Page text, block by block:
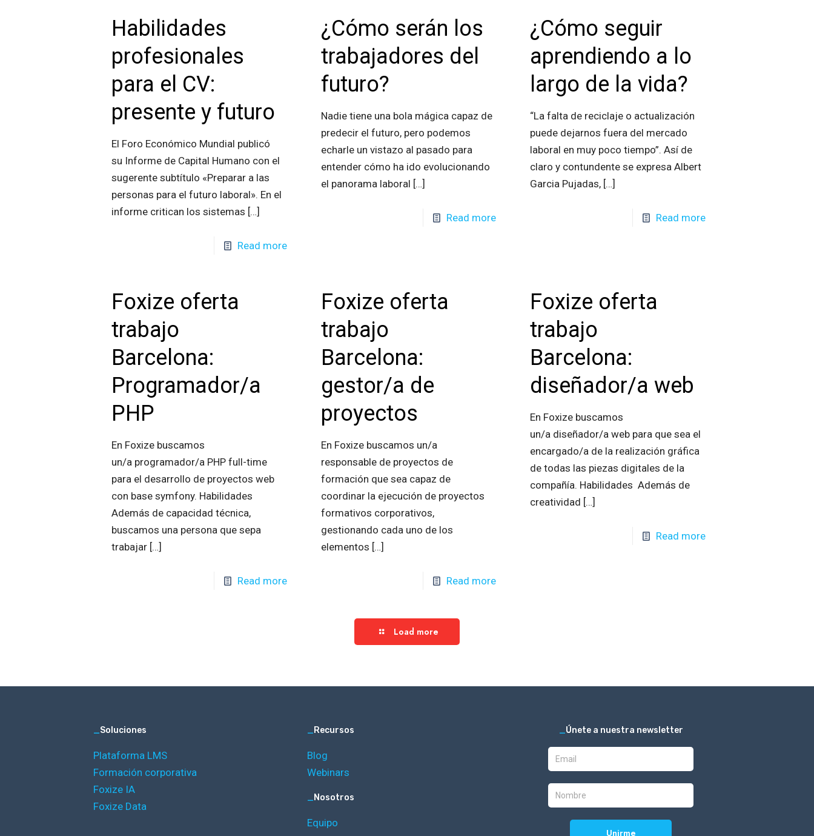
Habilidades
profesionales
para el CV:
presente y futuro
El Foro Económico Mundial publicó
su Informe de Capital Humano con el
sugerente subtítulo «Preparar a las
personas para el futuro laboral». En el
informe critican los sistemas […]
Read more
¿Cómo serán los
trabajadores del
futuro?
Nadie tiene una bola mágica capaz de
predecir el futuro, pero podemos
echarle un vistazo al pasado para
entender cómo ha ido evolucionando
el panorama laboral […]
Read more
¿Cómo seguir
aprendiendo a lo
largo de la vida?
“La falta de reciclaje o actualización
puede dejarnos fuera del mercado
laboral en muy poco tiempo”. Así de
claro y contundente se expresa Albert
Garcia Pujadas,[…]
Read more
Foxize oferta
trabajo
Barcelona:
Programador/a
PHP
En Foxize buscamos
un/a programador/a PHP full-time
para el desarrollo de proyectos web
con base symfony. Habilidades
Además de capacidad técnica,
buscamos una persona que sepa
trabajar […]
Read more
Foxize oferta
trabajo
Barcelona:
gestor/a de
proyectos
En Foxize buscamos un/a
responsable de proyectos de
formación que sea capaz de
coordinar la ejecución de proyectos
formativos corporativos,
gestionando cada uno de los
elementos […]
Read more
Foxize oferta
trabajo
Barcelona:
diseñador/a web
En Foxize buscamos
un/a diseñador/a web para que sea el
encargado/a de la realización gráfica
de todas las piezas digitales de la
compañía. Habilidades Además de
creatividad […]
Read more
Load more
_Soluciones
Plataforma LMS
Formación corporativa
Foxize IA
Foxize Data
_Recursos
Blog
Webinars
_Nosotros
Equipo
_Únete a nuestra newsletter